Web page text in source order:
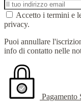
Accetto i termini e
privacy.
Puoi annullare
info di contatto nelle
Pagamento